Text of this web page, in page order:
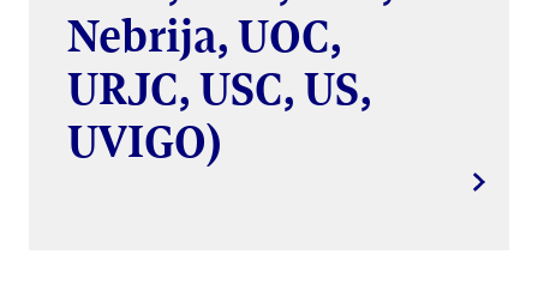
Nebrija, UOC,
URJC, USC, US,
UVIGO)